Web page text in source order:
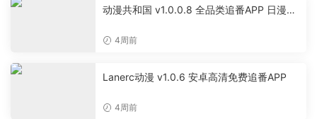
动漫共和国 v1.0.0.8 全品类追番APP 日漫国
4周前
Lanerc动漫 v1.0.6 安卓高清免费追番APP
4周前